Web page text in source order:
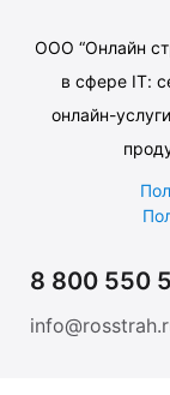
ООО “Онлайн
в сфере IT:
онлайн-
8 800 550